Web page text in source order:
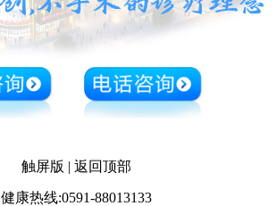
触屏版 | 返回顶部
健康热线:0591-88013133